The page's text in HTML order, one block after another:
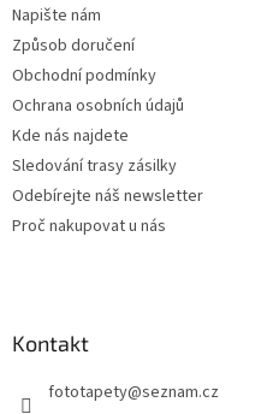
Napište nám
Způsob doručení
Obchodní podmínky
Ochrana osobních údajů
Kde nás najdete
Sledování trasy zásilky
Odebírejte náš newsletter
Proč nakupovat u nás
Kontakt
fototapety@seznam.cz